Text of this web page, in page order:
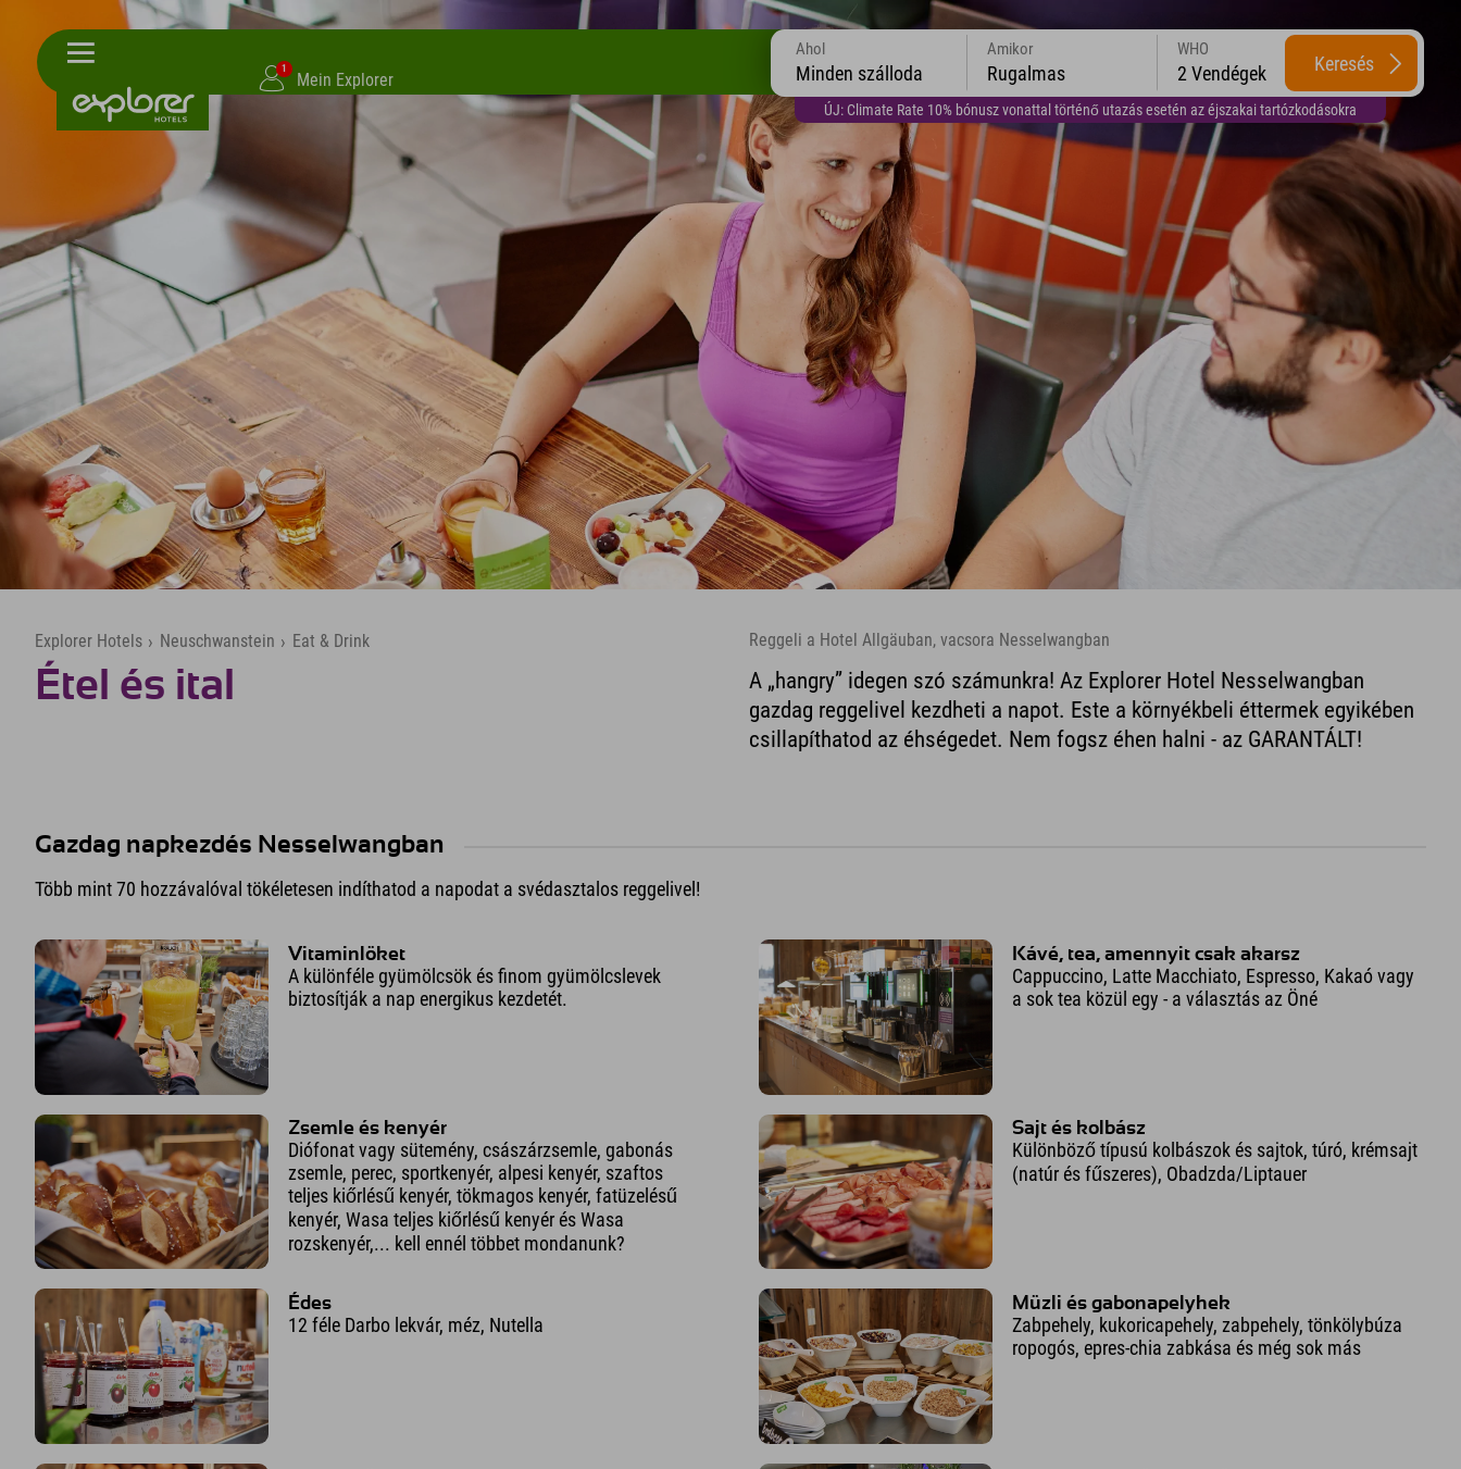
1
Mein Explorer
ÚJ: Climate Rate 10% bónusz vonattal történő utazás esetén az éjszakai tartózkodásokra
Ahol
Minden szálloda
Amikor
Rugalmas
WHO
2 Vendégek Keresés
Explorer Hotels › Neuschwanstein › Eat & Drink
Étel és ital
Reggeli a Hotel Allgäuban, vacsora Nesselwangban
A „hangry” idegen szó számunkra! Az Explorer Hotel Nesselwangban
gazdag reggelivel kezdheti a napot. Este a környékbeli éttermek egyikében
csillapíthatod az éhségedet. Nem fogsz éhen halni - az GARANTÁLT!
Gazdag napkezdés Nesselwangban
Több mint 70 hozzávalóval tökéletesen indíthatod a napodat a svédasztalos reggelivel!
Vitaminlöket
A különféle gyümölcsök és finom gyümölcslevek
biztosítják a nap energikus kezdetét.
Kávé, tea, amennyit csak akarsz
Cappuccino, Latte Macchiato, Espresso, Kakaó vagy
a sok tea közül egy - a választás az Öné
Zsemle és kenyér
Diófonat vagy sütemény, császárzsemle, gabonás
zsemle, perec, sportkenyér, alpesi kenyér, szaftos
teljes kiőrlésű kenyér, tökmagos kenyér, fatüzelésű
kenyér, Wasa teljes kiőrlésű kenyér és Wasa
rozskenyér,... kell ennél többet mondanunk?
Sajt és kolbász
Különböző típusú kolbászok és sajtok, túró, krémsajt
(natúr és fűszeres), Obadzda/Liptauer
Édes
12 féle Darbo lekvár, méz, Nutella
Müzli és gabonapelyhek
Zabpehely, kukoricapehely, zabpehely, tönkölybúza
ropogós, epres-chia zabkása és még sok más